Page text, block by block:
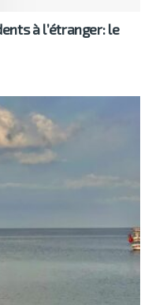
à l’étranger: le